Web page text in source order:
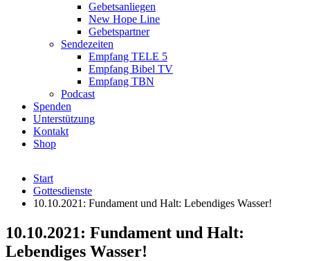
Gebetsanliegen
New Hope Line
Gebetspartner
Sendezeiten
Empfang TELE 5
Empfang Bibel TV
Empfang TBN
Podcast
Spenden
Unterstützung
Kontakt
Shop
Start
Gottesdienste
10.10.2021: Fundament und Halt: Lebendiges Wasser!
10.10.2021: Fundament und Halt:
Lebendiges Wasser!